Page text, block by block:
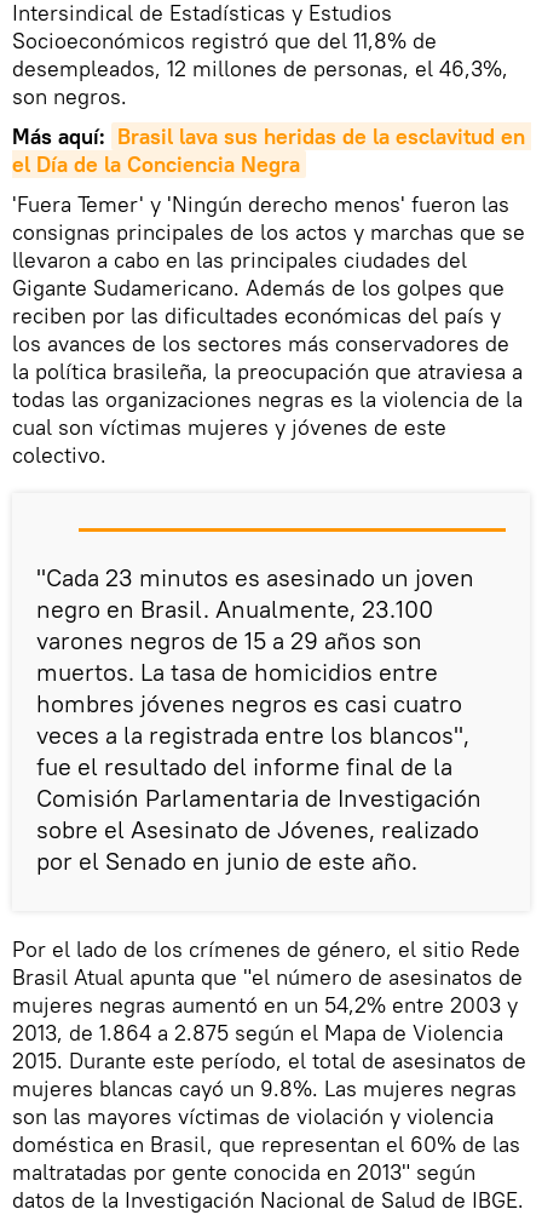
Intersindical de Estadísticas y Estudios
Socioeconómicos registró que del 11,8% de
desempleados, 12 millones de personas, el 46,3%,
son negros.
Más aquí: Brasil lava sus heridas de la esclavitud en
el Día de la Conciencia Negra
'Fuera Temer' y 'Ningún derecho menos' fueron las
consignas principales de los actos y marchas que se
llevaron a cabo en las principales ciudades del
Gigante Sudamericano. Además de los golpes que
reciben por las dificultades económicas del país y
los avances de los sectores más conservadores de
la política brasileña, la preocupación que atraviesa a
todas las organizaciones negras es la violencia de la
cual son víctimas mujeres y jóvenes de este
colectivo.
"Cada 23 minutos es asesinado un joven
negro en Brasil. Anualmente, 23.100
varones negros de 15 a 29 años son
muertos. La tasa de homicidios entre
hombres jóvenes negros es casi cuatro
veces a la registrada entre los blancos",
fue el resultado del informe final de la
Comisión Parlamentaria de Investigación
sobre el Asesinato de Jóvenes, realizado
por el Senado en junio de este año.
Por el lado de los crímenes de género, el sitio Rede
Brasil Atual apunta que "el número de asesinatos de
mujeres negras aumentó en un 54,2% entre 2003 y
2013, de 1.864 a 2.875 según el Mapa de Violencia
2015. Durante este período, el total de asesinatos de
mujeres blancas cayó un 9.8%. Las mujeres negras
son las mayores víctimas de violación y violencia
doméstica en Brasil, que representan el 60% de las
maltratadas por gente conocida en 2013" según
datos de la Investigación Nacional de Salud de IBGE.